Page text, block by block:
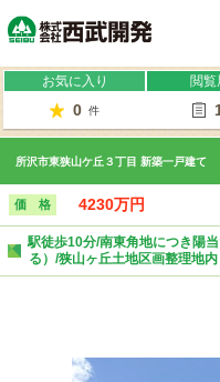
お気に入り
0 件
閲覧
所沢市東狭山ケ丘３丁目 新築一戸建て
価 格 4230万円
駅徒歩10分/南東角地につき陽
る）/狭山ヶ丘土地区画整理地内